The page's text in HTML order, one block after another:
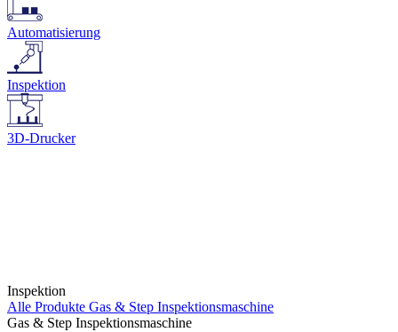
Automatisierung
Inspektion
3D-Drucker
Inspektion
Alle Produkte Gas & Step Inspektionsmaschine
Gas & Step Inspektionsmaschine